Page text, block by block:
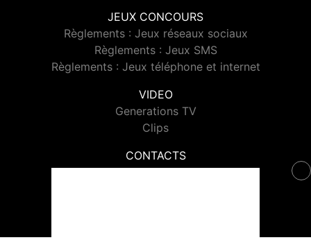
JEUX CONCOURS
Règlements : Jeux réseaux sociaux
Règlements : Jeux SMS
Règlements : Jeux téléphone et internet
VIDEO
Generations TV
Clips
CONTACTS
Contacter Generations